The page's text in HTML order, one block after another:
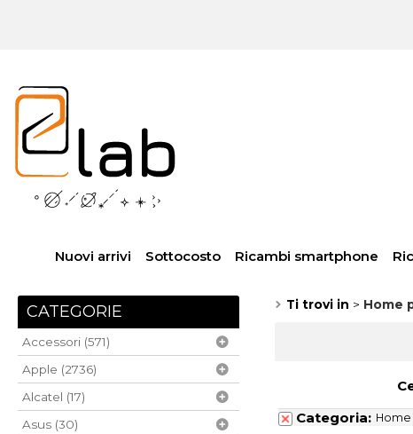
Nuovi arrivi Sottocosto Ricambi smartphone
CATEGORIE
Accessori (571)
Apple (2736)
Alcatel (17)
Asus (30)
Ti trovi in Home
Categoria: